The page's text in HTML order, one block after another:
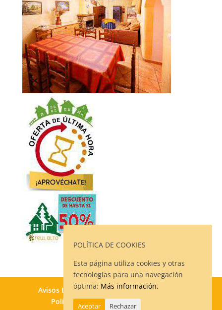
Avisos Legales
Política de Privacidad
Política de Cookies
Contacto
POLÍTICA DE COOKIES
Esta página utiliza cookies y otras
tecnologías para una navegación
óptima: Más información.
Aceptar Rechazar